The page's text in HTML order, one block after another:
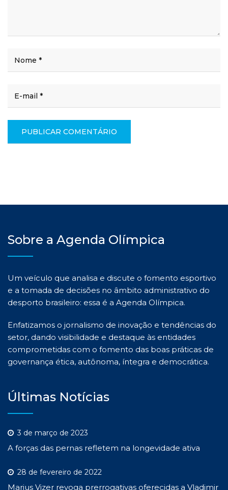
Sobre a Agenda Olímpica
Um veículo que analisa e discute o fomento esportivo
e a tomada de decisões no âmbito administrativo do
desporto brasileiro: essa é a Agenda Olímpica.
Enfatizamos o jornalismo de inovação e tendências do
setor, dando visibilidade e destaque às entidades
comprometidas com o fomento das boas práticas de
governança ética, autônoma, íntegra e democrática.
Últimas Notícias
3 de março de 2023
A forças das pernas refletem na longevidade ativa
28 de fevereiro de 2022
Marius Vizer revoga prerrogativas oferecidas a Vladimir